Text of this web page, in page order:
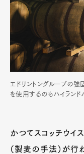
エドリントングループの
を使用するのもハイラ
かつてスコッチウイ
（製麦の手法）が